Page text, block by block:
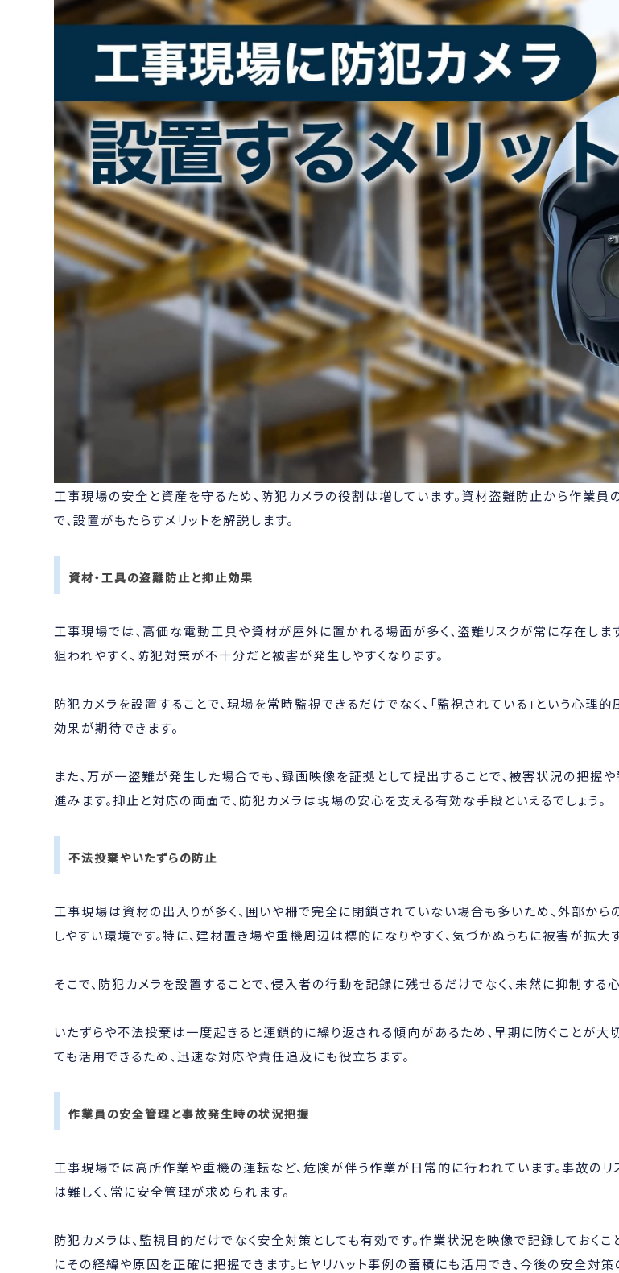
工事現場の安全と資産を守るため、防犯カメラの役割は増しています。資材盗難防止から作業員
で、設置がもたらすメリットを解説します。
資材・工具の盗難防止と抑止効果
工事現場では、高価な電動工具や資材が屋外に置かれる場面が多く、盗難リスクが常に存在しま
狙われやすく、防犯対策が不十分だと被害が発生しやすくなります。
防犯カメラを設置することで、現場を常時監視できるだけでなく、「監視されている」という心理
効果が期待できます。
また、万が一盗難が発生した場合でも、録画映像を証拠として提出することで、被害状況の把握
進みます。抑止と対応の両面で、防犯カメラは現場の安心を支える有効な手段といえるでしょう。
不法投棄やいたずらの防止
工事現場は資材の出入りが多く、囲いや柵で完全に閉鎖されていない場合も多いため、外部か
しやすい環境です。特に、建材置き場や重機周辺は標的になりやすく、気づかぬうちに被害が拡大
そこで、防犯カメラを設置することで、侵入者の行動を記録に残せるだけでなく、未然に抑制する
いたずらや不法投棄は一度起きると連鎖的に繰り返される傾向があるため、早期に防ぐことが大
ても活用できるため、迅速な対応や責任追及にも役立ちます。
作業員の安全管理と事故発生時の状況把握
工事現場では高所作業や重機の運転など、危険が伴う作業が日常的に行われています。事故のリ
は難しく、常に安全管理が求められます。
防犯カメラは、監視目的だけでなく安全対策としても有効です。作業状況を映像で記録しておくこ
にその経緯や原因を正確に把握できます。ヒヤリハット事例の蓄積にも活用でき、今後の安全対